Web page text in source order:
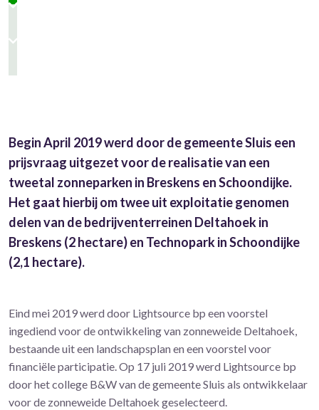
Begin April 2019 werd door de gemeente Sluis een
prijsvraag uitgezet voor de realisatie van een
tweetal zonneparken in Breskens en Schoondijke.
Het gaat hierbij om twee uit exploitatie genomen
delen van de bedrijventerreinen Deltahoek in
Breskens (2 hectare) en Technopark in Schoondijke
(2,1 hectare).
Eind mei 2019 werd door Lightsource bp een voorstel
ingediend voor de ontwikkeling van zonneweide Deltahoek,
bestaande uit een landschapsplan en een voorstel voor
financiële participatie. Op 17 juli 2019 werd Lightsource bp
door het college B&W van de gemeente Sluis als ontwikkelaar
voor de zonneweide Deltahoek geselecteerd.